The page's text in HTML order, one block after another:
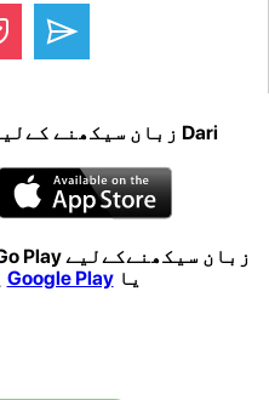
Dari زبان سیکھنے کےلیے LinGo Play ایپلیکیشن
زبان سیکھنےکےلیے LinGo Play ایپلیکیشن
یاGoogle Play